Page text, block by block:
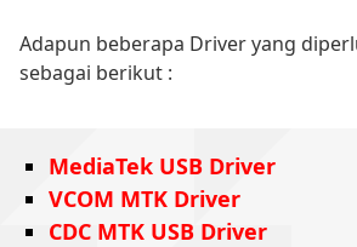
Adapun beberapa Driver yang
sebagai berikut :
MediaTek USB Driver
VCOM MTK Driver
CDC MTK USB Driver